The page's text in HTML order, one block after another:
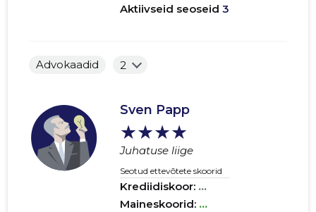
Aktiivseid seoseid 3
Advokaadid 2
Sven Papp
★★★★
Juhatuse liige
Seotud ettevõtete skoorid
Krediidiskoor: ...
Maineskoorid: ...